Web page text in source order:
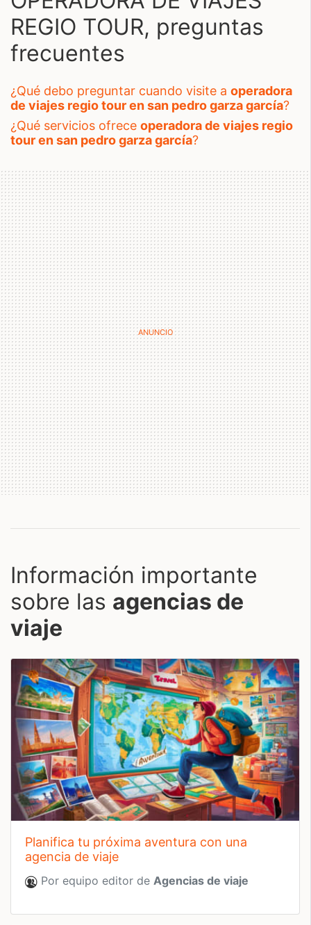
REGIO TOUR, preguntas
frecuentes
¿qué debo preguntar cuando visite a operadora
de viajes regio tour en san pedro garza garcía?
¿qué servicios ofrece operadora de viajes regio
tour en san pedro garza garcía?
Información importante
sobre las agencias de
viaje
planifica tu próxima aventura con una
agencia de viaje
Por equipo editor de Agencias de viaje